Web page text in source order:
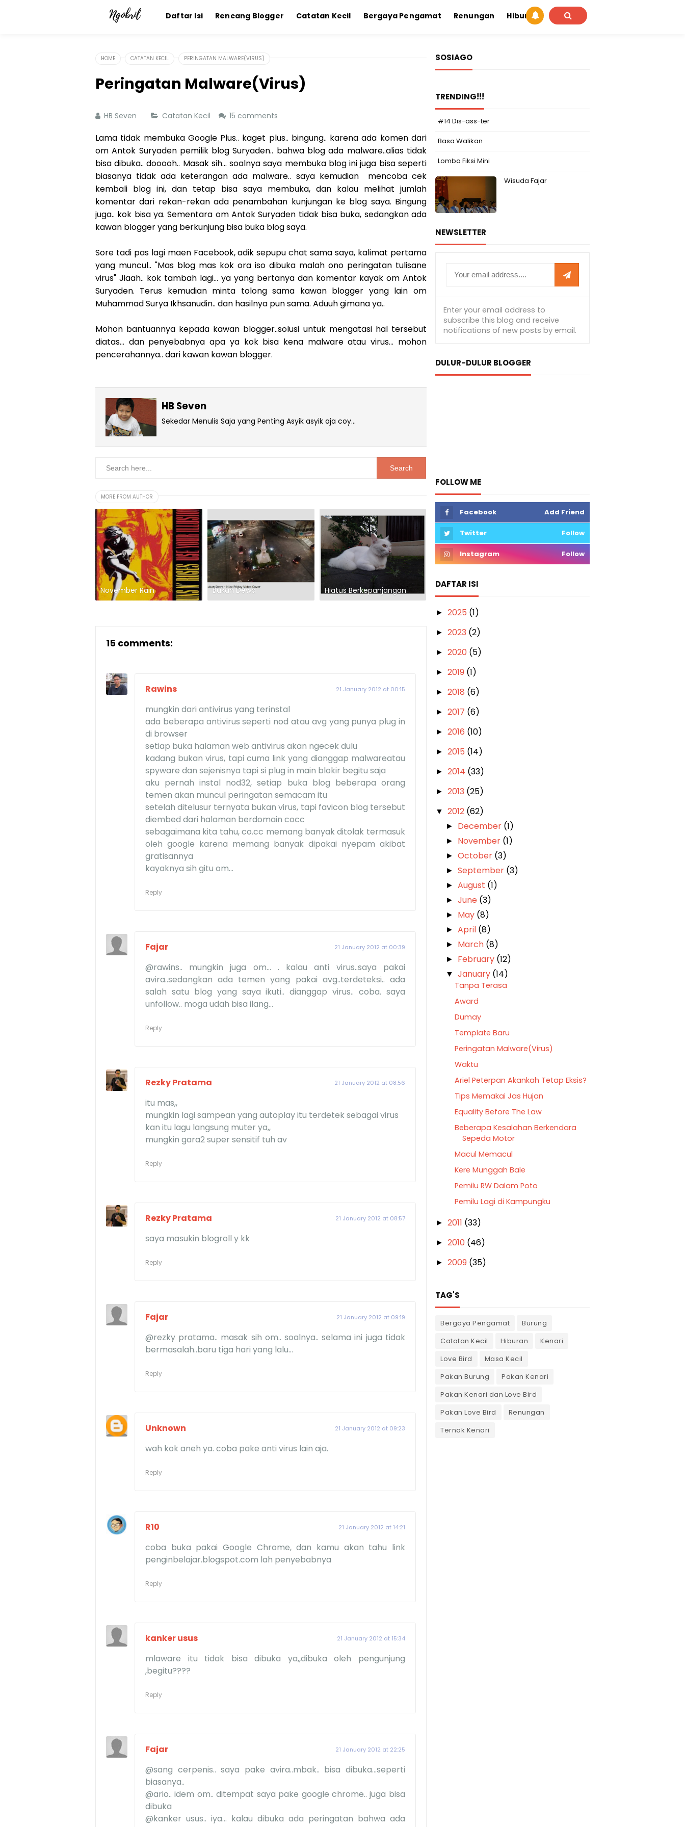
Daftar Isi Rencang Blogger Catatan Kecil Bergaya Pengamat Renungan Hiburan
HOME CATATAN KECIL PERINGATAN MALWARE(VIRUS)
Peringatan Malware(Virus)
HB Seven Catatan Kecil 15 comments
Lama tidak membuka Google Plus.. kaget plus.. bingung.. karena ada komen dari
om Antok Suryaden pemilik blog Suryaden.. bahwa blog ada malware..alias tidak
bisa dibuka.. dooooh.. Masak sih... soalnya saya membuka blog ini juga bisa seperti
biasanya tidak ada keterangan ada malware.. saya kemudian mencoba cek
kembali blog ini, dan tetap bisa saya membuka, dan kalau melihat jumlah
komentar dari rekan-rekan ada penambahan kunjungan ke blog saya. Bingung
juga.. kok bisa ya. Sementara om Antok Suryaden tidak bisa buka, sedangkan ada
kawan blogger yang berkunjung bisa buka blog saya.
Sore tadi pas lagi maen Facebook, adik sepupu chat sama saya, kalimat pertama
yang muncul.. "Mas blog mas kok ora iso dibuka malah ono peringatan tulisane
virus" Jiaah.. kok tambah lagi... ya yang bertanya dan komentar kayak om Antok
Suryaden. Terus kemudian minta tolong sama kawan blogger yang lain om
Muhammad Surya Ikhsanudin.. dan hasilnya pun sama. Aduuh gimana ya..
Mohon bantuannya kepada kawan blogger..solusi untuk mengatasi hal tersebut
diatas... dan penyebabnya apa ya kok bisa kena malware atau virus... mohon
pencerahannya.. dari kawan kawan blogger.
HB Seven
Sekedar Menulis Saja yang Penting Asyik asyik aja coy...
MORE FROM AUTHOR
November Rain Bukan Dewa Hiatus Berkepanjangan
15 comments:
Rawins 21 January 2012 at 00:15
mungkin dari antivirus yang terinstal
ada beberapa antivirus seperti nod atau avg yang punya plug in
di browser
setiap buka halaman web antivirus akan ngecek dulu
kadang bukan virus, tapi cuma link yang dianggap malwareatau
spyware dan sejenisnya tapi si plug in main blokir begitu saja
aku pernah instal nod32, setiap buka blog beberapa orang
temen akan muncul peringatan semacam itu
setelah ditelusur ternyata bukan virus, tapi favicon blog tersebut
diembed dari halaman berdomain cocc
sebagaimana kita tahu, co.cc memang banyak ditolak termasuk
oleh google karena memang banyak dipakai nyepam akibat
gratisannya
kayaknya sih gitu om...
Reply
Fajar 21 January 2012 at 00:39
@rawins.. mungkin juga om... . kalau anti virus..saya pakai
avira..sedangkan ada temen yang pakai avg..terdeteksi.. ada
salah satu blog yang saya ikuti.. dianggap virus.. coba. saya
unfollow.. moga udah bisa ilang...
Reply
Rezky Pratama 21 January 2012 at 08:56
itu mas,,
mungkin lagi sampean yang autoplay itu terdetek sebagai virus
kan itu lagu langsung muter ya,,
mungkin gara2 super sensitif tuh av
Reply
Rezky Pratama 21 January 2012 at 08:57
saya masukin blogroll y kk
Reply
Fajar 21 January 2012 at 09:19
@rezky pratama.. masak sih om.. soalnya.. selama ini juga tidak
bermasalah..baru tiga hari yang lalu...
Reply
Unknown 21 January 2012 at 09:23
wah kok aneh ya. coba pake anti virus lain aja.
Reply
R10 21 January 2012 at 14:21
coba buka pakai Google Chrome, dan kamu akan tahu link
penginbelajar.blogspot.com lah penyebabnya
Reply
kanker usus 21 January 2012 at 15:34
mlaware itu tidak bisa dibuka ya,,dibuka oleh pengunjung
,begitu????
Reply
Fajar 21 January 2012 at 22:25
@sang cerpenis.. saya pake avira..mbak.. bisa dibuka...seperti
biasanya..
@ario.. idem om.. ditempat saya pake google chrome.. juga bisa
dibuka
@kanker usus.. iya... kalau dibuka ada peringatan bahwa ada
SOSIAGO
TRENDING!!!
#14 Dis-ass-ter
Basa Walikan
Lomba Fiksi Mini
Wisuda Fajar
NEWSLETTER
DULUR-DULUR BLOGGER
FOLLOW ME
Facebook Add Friend
Twitter Follow
Instagram Follow
DAFTAR ISI
►2025 (1)
►2023 (2)
►2020 (5)
►2019 (1)
►2018 (6)
►2017 (6)
►2016 (10)
►2015 (14)
►2014 (33)
►2013 (25)
▼2012 (62)
► December (1)
► November (1)
► October (3)
► September (3)
► August (1)
► June (3)
► May (8)
► April (8)
► March (8)
► February (12)
▼ January (14)
Tanpa Terasa
Award
Dumay
Template Baru
Peringatan Malware(Virus)
Waktu
Ariel Peterpan Akankah Tetap Eksis?
Tips Memakai Jas Hujan
Equality Before The Law
Beberapa Kesalahan Berkendara
Sepeda Motor
Macul Memacul
Kere Munggah Bale
Pemilu RW Dalam Poto
Pemilu Lagi di Kampungku
►2011 (33)
►2010 (46)
►2009 (35)
TAG'S
Bergaya Pengamat
Burung
Catatan Kecil
Hiburan
Kenari
Love Bird
Masa Kecil
Pakan Burung
Pakan Kenari
Pakan Kenari dan Love Bird
Pakan Love Bird
Renungan
Ternak Kenari